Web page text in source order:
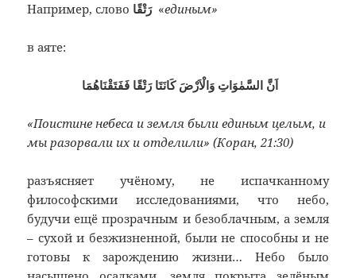
Например, слово رَتْقًا«единым»
в аяте:
اَنَّ السَّمٰوَاتِ وَالْاَرْضَ كَانَتَا رَتْقًا فَفَتَقْنَاهُمَا
«Поистине небеса и земля были единым целым, и
мы разорвали их и отделили» (Коран, 21:30)
разъясняет учёному, не испачканному
философскими исследованиями, что небо,
будучи ещё прозрачным и безоблачным, а земля
– сухой и безжизненной, были не способны и не
готовы к зарождению жизни… Небо было